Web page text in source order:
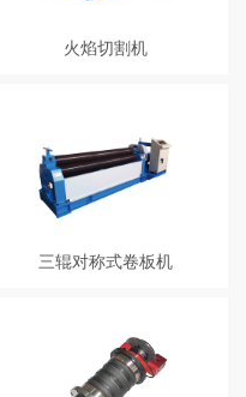
火焰切割机
三辊对称式卷板机